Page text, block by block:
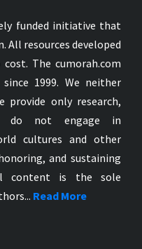
funded initiative that
All resources developed
The cumorah.com
1999. We neither
provide only research,
do not engage in
cultures and other
and sustaining
content is the sole
Read More